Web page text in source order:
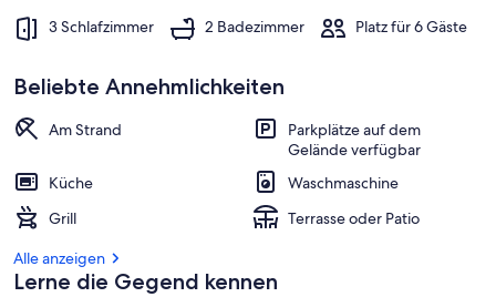
3 Schlafzimmer 2 Badezimmer Platz für 6 Gäste
Beliebte Annehmlichkeiten
Am Strand
Parkplätze auf dem
Gelände verfügbar
Küche
Waschmaschine
Grill
Terrasse oder Patio
Alle anzeigen
Lerne die Gegend kennen